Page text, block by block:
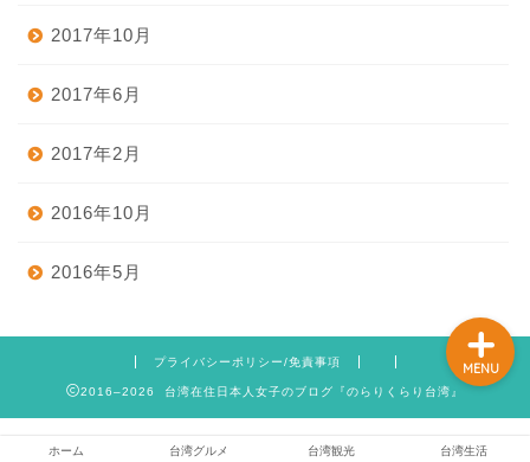
2017年10月
2017年6月
2017年2月
2016年10月
2016年5月
プライバシーポリシー/免責事項
2016–2026 台湾在住日本人女子のブログ『のらりくらり台湾』
ホーム 台湾グルメ 台湾観光 台湾生活
MENU